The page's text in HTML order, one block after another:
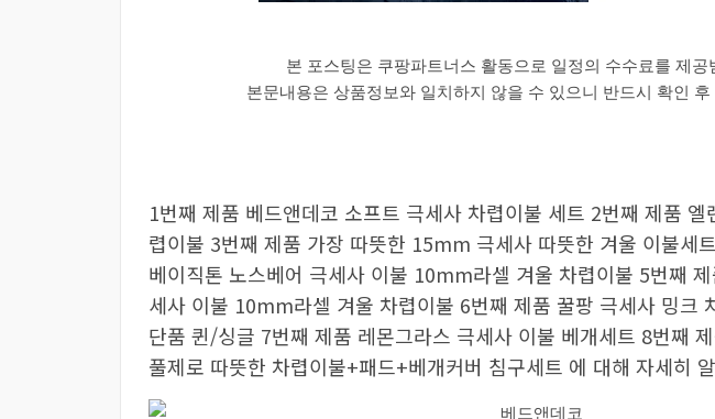
본 포스팅은 쿠팡파트너스 활동으로 일정의 수수료를 제공
본문내용은 상품정보와 일치하지 않을 수 있으니 반드시 확인
1번째 제품 베드앤데코 소프트 극세사 차렵이불 세트 2번째 제품
렵이불 3번째 제품 가장 따뜻한 15mm 극세사 따뜻한 겨울 이불세
베이직톤 노스베어 극세사 이불 10mm라셀 겨울 차렵이불 5번째
세사 이불 10mm라셀 겨울 차렵이불 6번째 제품 꿀팡 극세사 밍크
단품 퀸/싱글 7번째 제품 레몬그라스 극세사 이불 베개세트 8번째
풀제로 따뜻한 차렵이불+패드+베개커버 침구세트 에 대해 자세히